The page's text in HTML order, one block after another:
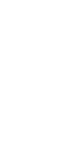
244.30€ HT